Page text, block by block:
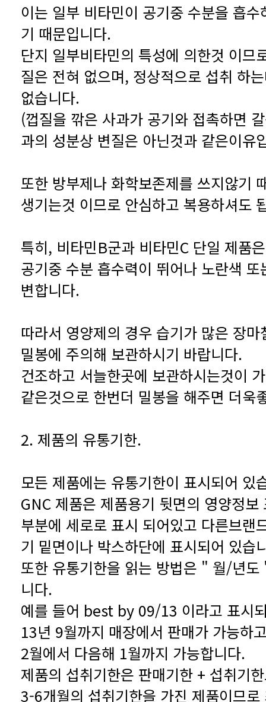
기 때문입니다.
없습니다.
과의 성분상 변질은 아닌것과 같은이유
생기는것 이므로 안심하고 복용하셔도
변합니다.
밀봉에 주의해 보관하시기 바랍니다.
같은것으로 한번더 밀봉을 해주면 더욱
2. 제품의 유통기한.
모든 제품에는 유통기한이 표시되어 있
기 밑면이나 박스하단에 표시되어 있습
니다.
2월에서 다음해 1월까지 가능합니다.